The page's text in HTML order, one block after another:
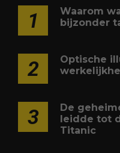
1
Waarom
bijzonder
2
Optische
3
De
leidde tot
Titanic